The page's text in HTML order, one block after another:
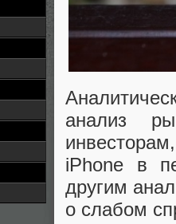
анализ
iPhone в
другим
о слабом